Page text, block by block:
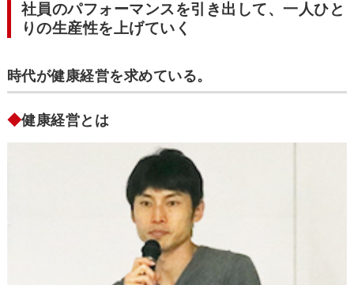
社員のパフォーマンスを引き出して、一人ひと
りの生産性を上げていく
時代が健康経営を求めている。
◆健康経営とは